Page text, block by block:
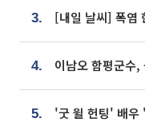
3.
4. 이남오 함평군수,
5.